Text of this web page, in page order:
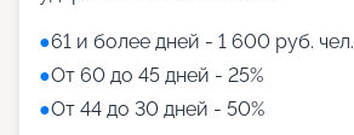
●61 и более дней - 1 600 руб. чел.
●От 60 до 45 дней - 25%
●От 44 до 30 дней - 50%